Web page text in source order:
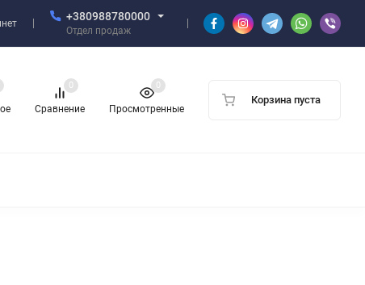
+380988780000
Отдел продаж
Сравнение
0
Просмотренные
0
Корзина пуста